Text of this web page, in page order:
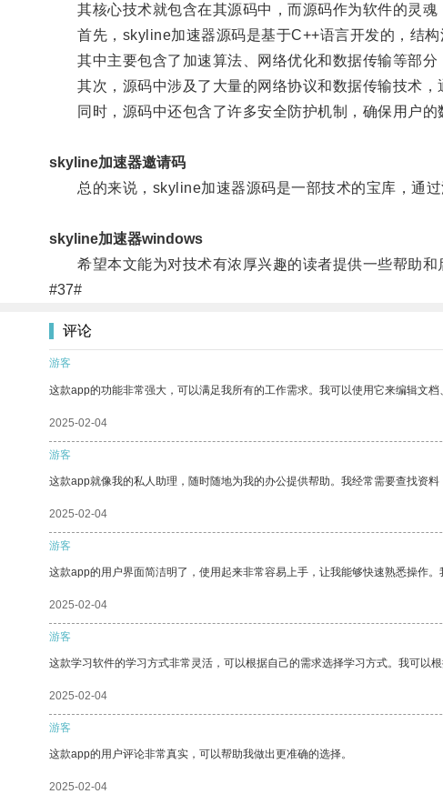
其核心技术就包含在其源码中，而源码作为软件的灵魂
首先，skyline加速器源码是基于C++语言开发的，结构
其中主要包含了加速算法、网络优化和数据传输等部分
其次，源码中涉及了大量的网络协议和数据传输技术，
同时，源码中还包含了许多安全防护机制，确保用户的
skyline加速器邀请码
总的来说，skyline加速器源码是一部技术的宝库，通过
skyline加速器windows
希望本文能为对技术有浓厚兴趣的读者提供一些帮助和
#37#
评论
游客
这款app的功能非常强大，可以满足我所有的工作需求。我可以使用它来编辑文档
2025-02-04
游客
这款app就像我的私人助理，随时随地为我的办公提供帮助。我经常需要查找资
2025-02-04
游客
这款app的用户界面简洁明了，使用起来非常容易上手，让我能够快速熟悉操作。
2025-02-04
游客
这款学习软件的学习方式非常灵活，可以根据自己的需求选择学习方式。我可以根
2025-02-04
游客
这款app的用户评论非常真实，可以帮助我做出更准确的选择。
2025-02-04